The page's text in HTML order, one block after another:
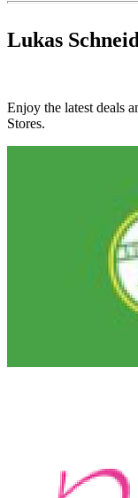
Lukas
Enjoy the latest deals
Stores.